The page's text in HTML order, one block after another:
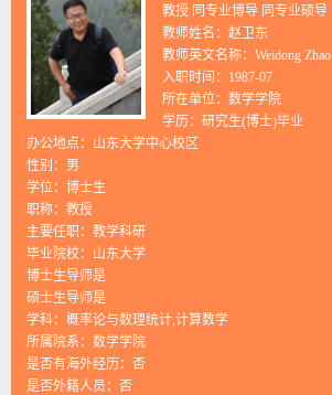
教授 同专业博导 同专业硕导
教师姓名：赵卫东
教师英文名称：Weidong Zhao
入职时间：1987-07
所在单位：数学学院
学历：研究生(博士)毕业
办公地点：山东大学中心校区
性别：男
学位：博士生
职称：教授
主要任职：教学科研
毕业院校：山东大学
博士生导师是
硕士生导师是
学科：概率论与数理统计,计算数学
所属院系：数学学院
是否有海外经历：否
是否外籍人员：否